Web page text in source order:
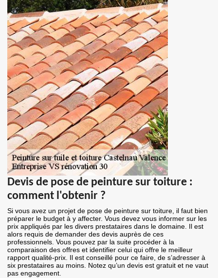
Devis de pose de peinture sur toiture :
comment l'obtenir ?
Si vous avez un projet de pose de peinture sur toiture, il faut bien
préparer le budget à y affecter. Vous devez vous informer sur les
prix appliqués par les divers prestataires dans le domaine. Il est
alors requis de demander des devis auprès de ces
professionnels. Vous pouvez par la suite procéder à la
comparaison des offres et identifier celui qui offre le meilleur
rapport qualité-prix. Il est conseillé pour ce faire, de s’adresser à
six prestataires au moins. Notez qu’un devis est gratuit et ne vaut
pas engagement.